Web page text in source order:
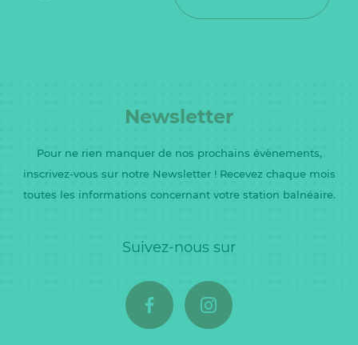
Newsletter
Pour ne rien manquer de nos prochains évènements,
inscrivez-vous sur notre Newsletter ! Recevez chaque mois
toutes les informations concernant votre station balnéaire.
Suivez-nous sur